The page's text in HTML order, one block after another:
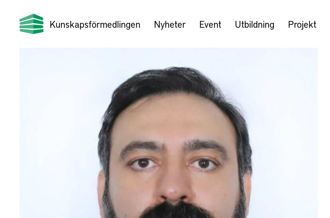
Kunskapsförmedlingen Nyheter Event Utbildning Projekt